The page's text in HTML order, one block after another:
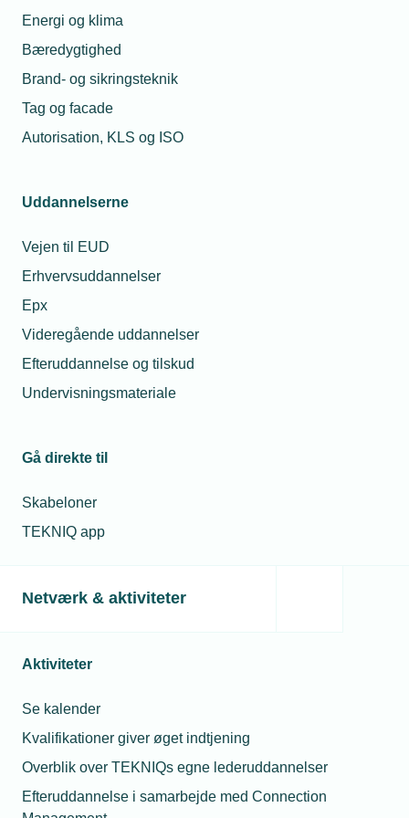
Energi og klima
Bæredygtighed
Brand- og sikringsteknik
Tag og facade
Autorisation, KLS og ISO
Uddannelserne
Vejen til EUD
Erhvervsuddannelser
Epx
Videregående uddannelser
Efteruddannelse og tilskud
Undervisningsmateriale
Gå direkte til
Skabeloner
TEKNIQ app
Netværk & aktiviteter
Aktiviteter
Se kalender
Kvalifikationer giver øget indtjening
Overblik over TEKNIQs egne lederuddannelser
Efteruddannelse i samarbejde med Connection
21. marts 2024
Man bør vente med at købe EU-harmoniserede standarder,
TEKNIQ Arbejdsgiverne Troels Blicher Danielsen, efter at
EU-domstolen har fastslået, at EU-harmoniserede
TEKNIQ har søgt og fået aktindsigt i EN 60204-1: 2018 og
standarderne kan kun læses - ikke deles og kopieres.